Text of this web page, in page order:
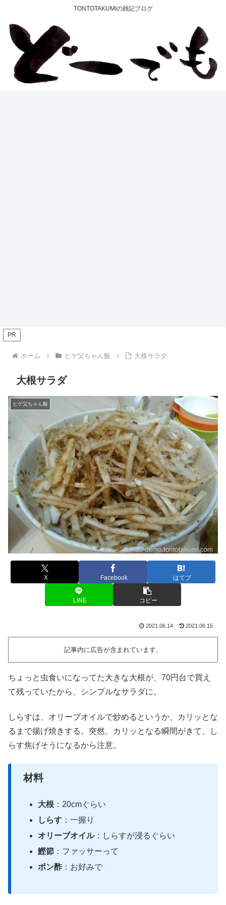
TONTOTAKUMIの雑記ブログ
PR
ホーム ヒゲ父ちゃん飯 大根サラダ
大根サラダ
ヒゲ父ちゃん飯
X Facebook はてブ
LINE コピー
2021.06.14 2021.06.15
記事内に広告が含まれています。
ちょっと虫食いになってた大きな大根が、70円台で買え
て残っていたから、シンプルなサラダに。
しらすは、オリーブオイルで炒めるというか、カリッとな
るまで揚げ焼きする。突然、カリッとなる瞬間がきて、し
らす焦げそうになるから注意。
材料
大根 ：20cmぐらい
しらす ：一握り
オリーブオイル：しらすが浸るぐらい
鰹節 ：ファッサーって
ポン酢：お好みで